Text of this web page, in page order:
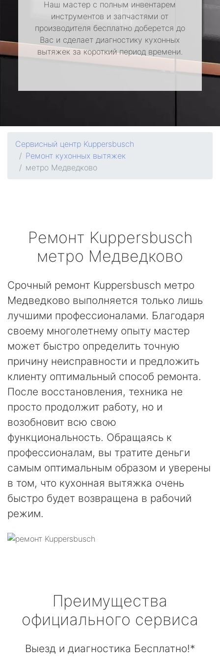
Наш мастер с полным инвентарем
инструментов и запчастями от
производителя бесплатно доберется до
Вас и сделает диагностику кухонных
вытяжек за короткий период времени.
Сервисный центр Kuppersbusch
Ремонт кухонных вытяжек
метро Медведково
Ремонт Kuppersbusch
метро Медведково
Срочный ремонт Kuppersbusch метро
Медведково выполняется только лишь
лучшими профессионалами. Благодаря
своему многолетнему опыту мастер
может быстро определить точную
причину неисправности и предложить
клиенту оптимальный способ ремонта.
После восстановления, техника не
просто продолжит работу, но и
возобновит всю свою
функциональность. Обращаясь к
профессионалам, вы тратите деньги
самым оптимальным образом и уверены
в том, что кухонная вытяжка очень
быстро будет возвращена в рабочий
режим.
Преимущества
официального сервиса
Выезд и диагностика Бесплатно!*